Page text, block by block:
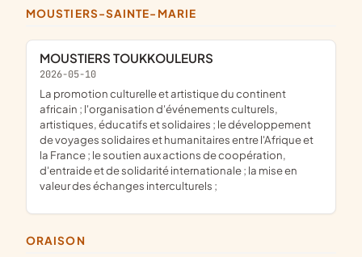
MOUSTIERS-SAINTE-MARIE
MOUSTIERS TOUKKOULEURS
2026-05-10
la promotion culturelle et artistique du continent
africain ; l'organisation d'événements culturels,
artistiques, éducatifs et solidaires ; le développement
de voyages solidaires et humanitaires entre l'Afrique et
la France ; le soutien aux actions de coopération,
d'entraide et de solidarité internationale ; la mise en
valeur des échanges interculturels ;
ORAISON